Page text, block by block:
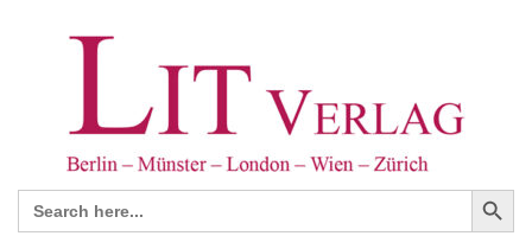
Search
for:
Search Button